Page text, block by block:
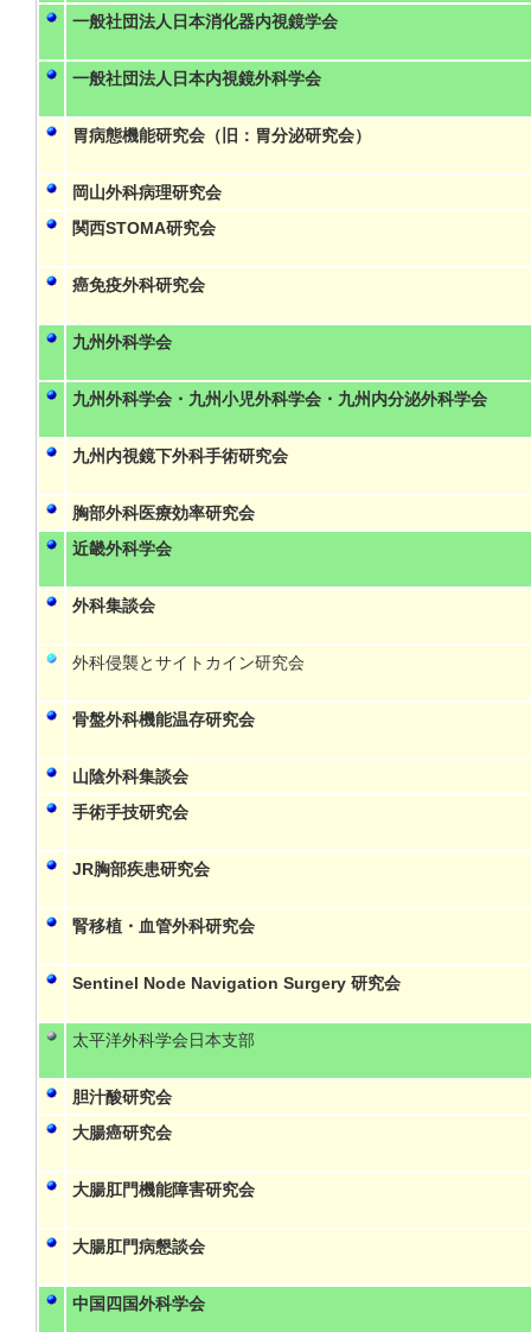
一般社団法人日本消化器内視鏡学会
一般社団法人日本内視鏡外科学会
胃病態機能研究会（旧：胃分泌研究会）
岡山外科病理研究会
関西STOMA研究会
癌免疫外科研究会
九州外科学会
九州外科学会・九州小児外科学会・九州内分泌外科学会
九州内視鏡下外科手術研究会
胸部外科医療効率研究会
近畿外科学会
外科集談会
外科侵襲とサイトカイン研究会
骨盤外科機能温存研究会
山陰外科集談会
手術手技研究会
JR胸部疾患研究会
腎移植・血管外科研究会
Sentinel Node Navigation Surgery 研究会
太平洋外科学会日本支部
胆汁酸研究会
大腸癌研究会
大腸肛門機能障害研究会
大腸肛門病懇談会
中国四国外科学会